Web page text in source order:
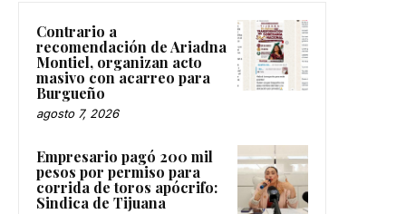
Contrario a
recomendación de Ariadna
Montiel, organizan acto
masivo con acarreo para
Burgueño
agosto 7, 2026
Empresario pagó 200 mil
pesos por permiso para
corrida de toros apócrifo:
Sindica de Tijuana